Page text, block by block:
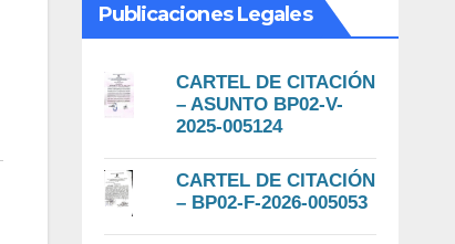
Publicaciones Legales
CARTEL DE CITACIÓN
– ASUNTO BP02-V-
2025-005124
CARTEL DE CITACIÓN
– BP02-F-2026-005053